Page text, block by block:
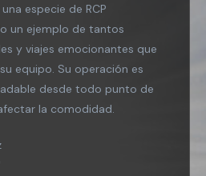
especie de RCP
un ejemplo de tantos
y viajes emocionantes que
equipo. Su operación es
desde todo punto de
la comodidad.